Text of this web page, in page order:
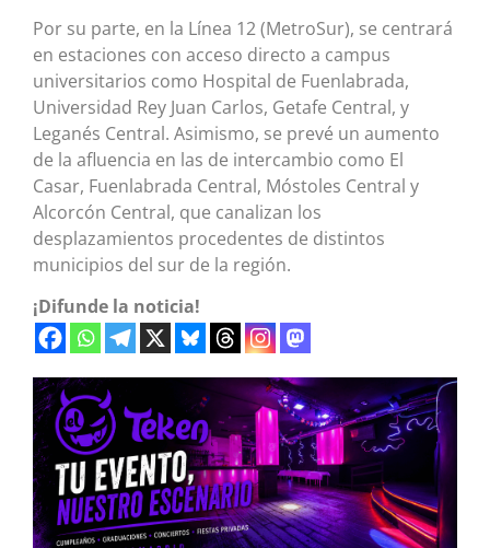
Por su parte, en la Línea 12 (MetroSur), se centrará
en estaciones con acceso directo a campus
universitarios como Hospital de Fuenlabrada,
Universidad Rey Juan Carlos, Getafe Central, y
Leganés Central. Asimismo, se prevé un aumento
de la afluencia en las de intercambio como El
Casar, Fuenlabrada Central, Móstoles Central y
Alcorcón Central, que canalizan los
desplazamientos procedentes de distintos
municipios del sur de la región.
¡Difunde la noticia!